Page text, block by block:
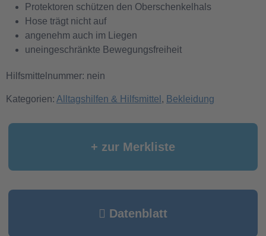
Protektoren schützen den Oberschenkelhals
Hose trägt nicht auf
angenehm auch im Liegen
uneingeschränkte Bewegungsfreiheit
Hilfsmittelnummer: nein
Kategorien: Alltagshilfen & Hilfsmittel , Bekleidung
+ zur Merkliste
Datenblatt